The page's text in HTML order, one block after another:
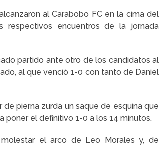
al Carabobo FC en la cima del
respectivos encuentros de la jornada
partido ante otro de los candidatos al
al que venció 1-0 con tanto de Daniel
pierna zurda un saque de esquina que
poner el definitivo 1-0 a los 14 minutos.
el arco de Leo Morales y, de